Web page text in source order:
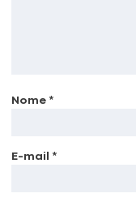
Nome *
E-mail *